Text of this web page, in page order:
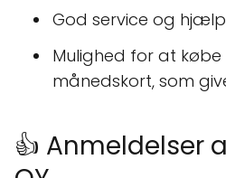
God service og hjælp
Mulighed for at
månedskort, som
👍 Anmeldelser